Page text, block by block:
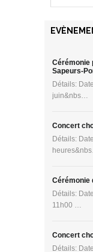
Cérémonie
Sapeurs-
Détails:
juin&nbs…
Concert
Détails:
Cérémonie
Détails:
11h00 …
Concert
Détails: